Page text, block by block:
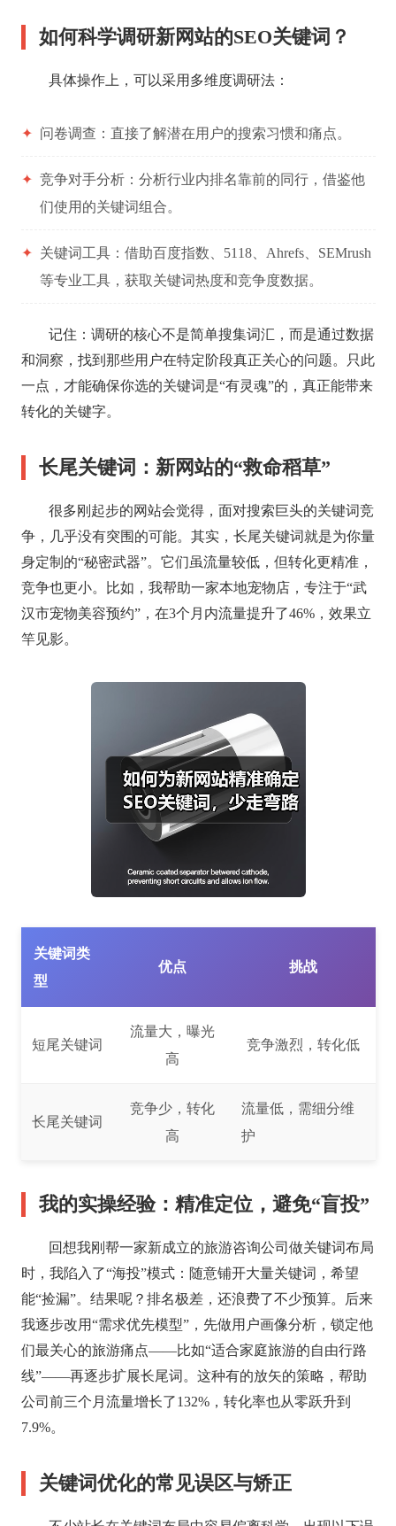
如何科学调研新网站的SEO关键词？
具体操作上，可以采用多维度调研法：
✦ 问卷调查：直接了解潜在用户的搜索习惯和痛点。
✦ 竞争对手分析：分析行业内排名靠前的同行，借鉴他
们使用的关键词组合。
✦ 关键词工具：借助百度指数、5118、Ahrefs、SEMrush
等专业工具，获取关键词热度和竞争度数据。
记住：调研的核心不是简单搜集词汇，而是通过数据
和洞察，找到那些用户在特定阶段真正关心的问题。只此
一点，才能确保你选的关键词是“有灵魂”的，真正能带来
转化的关键字。
长尾关键词：新网站的“救命稻草”
很多刚起步的网站会觉得，面对搜索巨头的关键词竞
争，几乎没有突围的可能。其实，长尾关键词就是为你量
身定制的“秘密武器”。它们虽流量较低，但转化更精准，
竞争也更小。比如，我帮助一家本地宠物店，专注于“武
汉市宠物美容预约”，在3个月内流量提升了46%，效果立
竿见影。
关键词类
型
优点 挑战
短尾关键词
流量大，曝光
高
竞争激烈，转化低
长尾关键词
竞争少，转化
高
流量低，需细分维
护
我的实操经验：精准定位，避免“盲投”
回想我刚帮一家新成立的旅游咨询公司做关键词布局
时，我陷入了“海投”模式：随意铺开大量关键词，希望
能“捡漏”。结果呢？排名极差，还浪费了不少预算。后来
我逐步改用“需求优先模型”，先做用户画像分析，锁定他
们最关心的旅游痛点——比如“适合家庭旅游的自由行路
线”——再逐步扩展长尾词。这种有的放矢的策略，帮助
公司前三个月流量增长了132%，转化率也从零跃升到
7.9%。
关键词优化的常见误区与矫正